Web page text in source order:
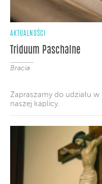
AKTUALNOŚCI
Triduum Paschalne
Bracia
Zapraszamy do udziału
naszej kaplicy.